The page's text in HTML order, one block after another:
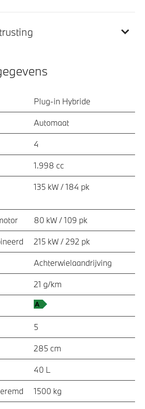
Plug-in Hybride
Automaat
4
1.998 cc
135 kW / 184 pk
80 kW / 109 pk
215 kW / 292 pk
Achterwielaandrijving
21 g/km
5
285 cm
40 L
1500 kg